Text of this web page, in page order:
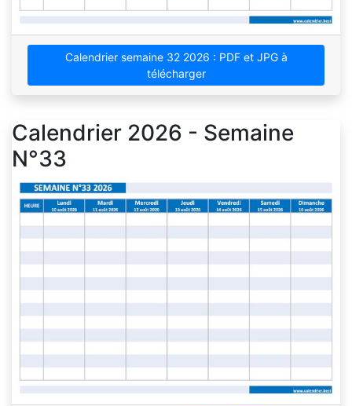
Calendrier semaine 32 2026 : PDF et JPG à
télécharger
Calendrier 2026 - Semaine
N°33